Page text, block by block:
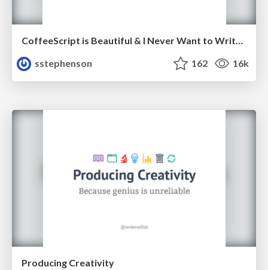
sstephenson
162 16k
Producing Creativity